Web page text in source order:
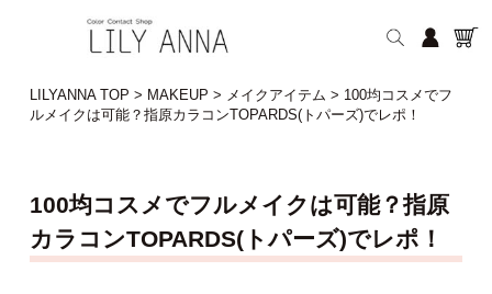
LILYANNA TOP > MAKEUP > メイクアイテム > 100均コスメでフ
ルメイクは可能？指原カラコンTOPARDS(トパーズ)でレポ！
100均コスメでフルメイクは可能？指原
カラコンTOPARDS(トパーズ)でレポ！